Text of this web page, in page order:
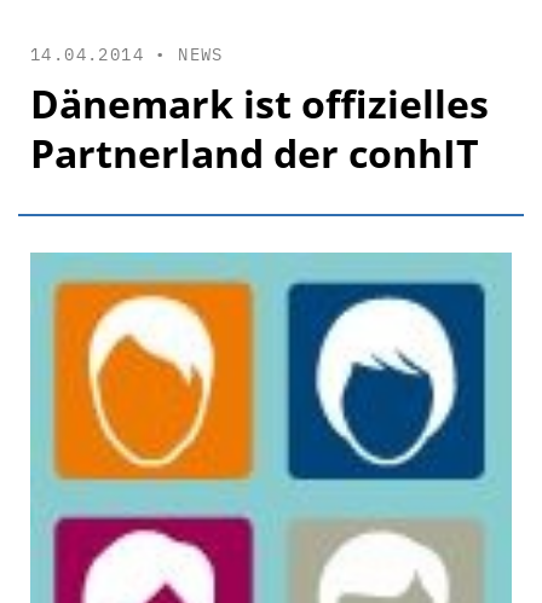
14.04.2014 • NEWS
Dänemark ist offizielles
Partnerland der conhIT